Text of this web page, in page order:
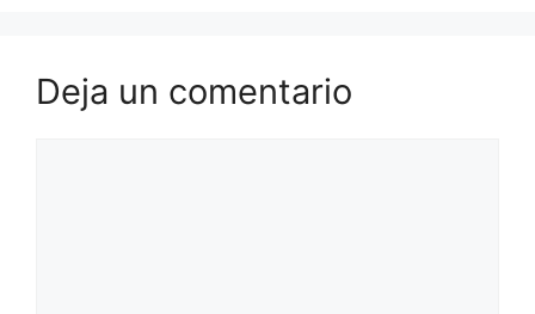
Deja un comentario